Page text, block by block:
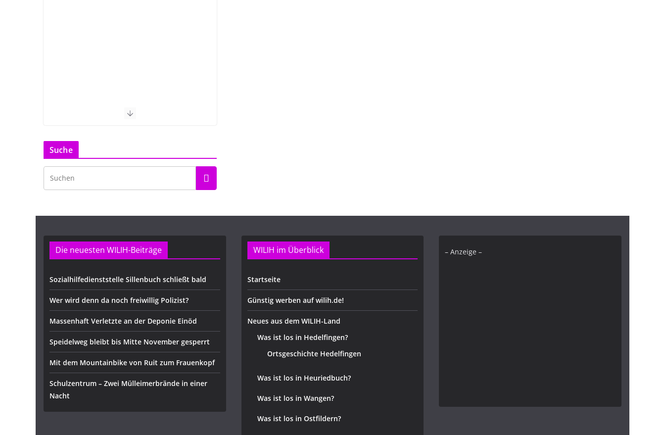
Suche
Die neuesten WILIH-Beiträge
Sozialhilfedienststelle Sillenbuch schließt bald
Wer wird denn da noch freiwillig Polizist?
Massenhaft Verletzte an der Deponie Einöd
Speidelweg bleibt bis Mitte November gesperrt
Mit dem Mountainbike von Ruit zum Frauenkopf
Schulzentrum – Zwei Mülleimerbrände in einer
Nacht
WILIH im Überblick
Startseite
Günstig werben auf wilih.de!
Neues aus dem WILIH-Land
Was ist los in Hedelfingen?
Ortsgeschichte Hedelfingen
Was ist los in Heuriedbuch?
Was ist los in Wangen?
Was ist los in Ostfildern?
– Anzeige –